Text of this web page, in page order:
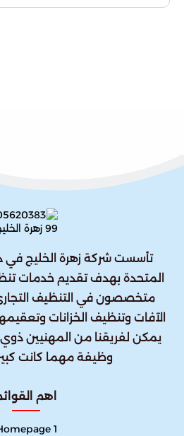
تأسست شركة زهرة الخليج في
المتحدة بهدف تقديم خدمات
متخصصون في التنظيف
الآفات وتنظيف الخزانات
يمكن لفريقنا من المهنيين ذوي
وظيفة مهما كانت
اهم
1